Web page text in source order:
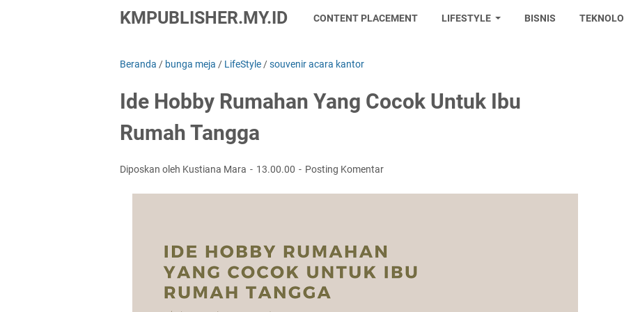
KMPUBLISHER.MY.ID CONTENT PLACEMENT LIFESTYLE BISNIS
Beranda / bunga meja / LifeStyle /souvenir acara kantor
Ide Hobby Rumahan Yang Cocok Untuk Ibu
Rumah Tangga
Diposkan oleh Kustiana Mara 13.00.00 Posting Komentar